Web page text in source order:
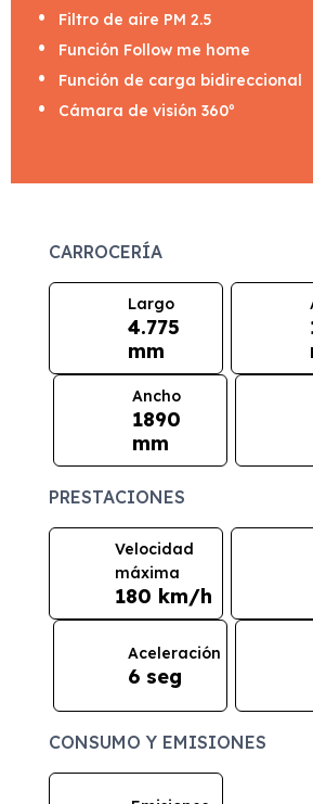
Filtro de aire PM 2.5
Función Follow me home
Función de carga bidireccional
Cámara de visión 360º
CARROCERÍA
Largo
4.775
mm
Ancho
1890
mm
PRESTACIONES
Velocidad
máxima
180 km/h
Aceleración
6 seg
CONSUMO Y EMISIONES